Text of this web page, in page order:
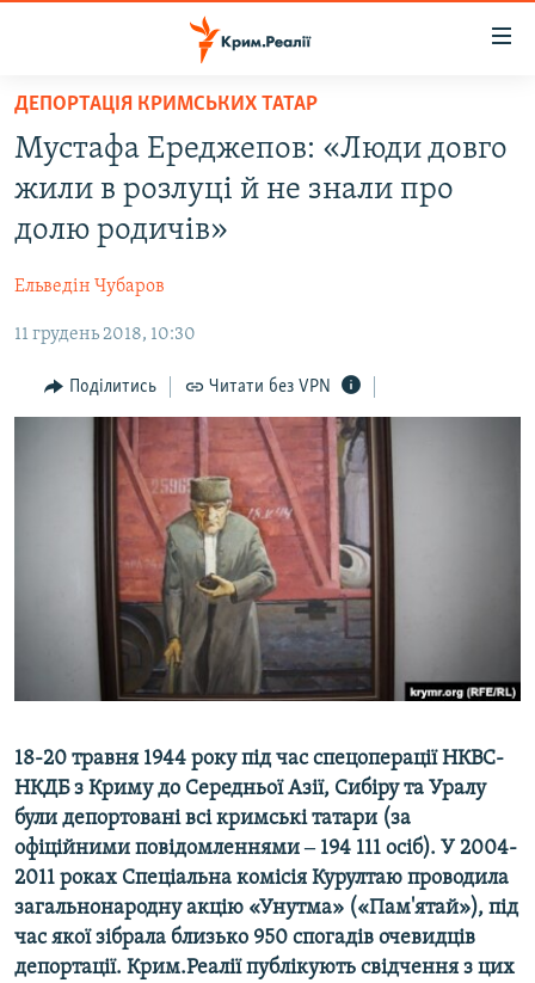
Перейти
основного
матеріалу
до
основної
Перейти
пошуку
ВОДА.КРИМ
ВІДЕО ТА ФОТО
БЛОГИ
ПОГЛЯД
ІНТЕРВ'Ю
ВСЕ ЗА ДЕНЬ
СПЕЦПРОЕКТИ
ДЕПОРТАЦІЯ
ВІДЕОУРОКИ «ELIFBE»
СВІДЧЕННЯ ОКУПАЦІЇ
УКРАЇНСЬКА ПРОБЛЕМА КРИМУ
ЯК ОБІЙТИ БЛОКУВАННЯ
Русский
Qırımtatar
ДОЛУЧАЙСЯ!
Усі сайти RFE/RL
ДЕПОРТАЦІЯ КРИМСЬКИХ ТАТАР
Мустафа Ереджепов: «Люди довго
жили в розлуці й не знали про
долю родичів»
Ельведін Чубаров
11 грудень 2018, 10:30
Поділитись Читати без VPN
18-20 травня 1944 року під час спецоперації НКВС-
НКДБ з Криму до Середньої Азії, Сибіру та Уралу
були депортовані всі кримські татари (за
офіційними повідомленнями ‒ 194 111 осіб). У 2004-
2011 роках Спеціальна комісія Курултаю проводила
загальнонародну акцію «Унутма» («Пам'ятай»), під
час якої зібрала близько 950 спогадів очевидців
депортації. Крим.Реалії публікують свідчення з цих